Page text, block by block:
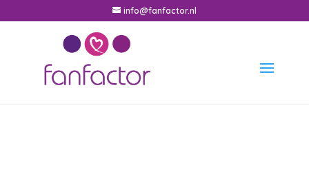
info@fanfactor.nl